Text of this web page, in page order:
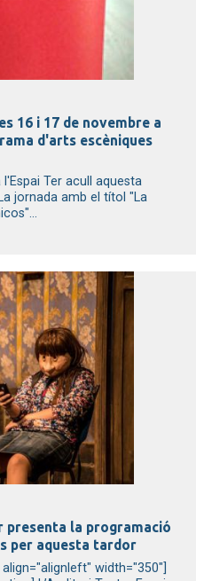
16 i 17 de novembre a
d'arts escèniques
Ter acull aquesta
jornada amb el títol "La
presenta la programació
per aquesta tardor
width="350"]